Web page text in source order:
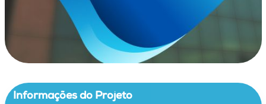
Informações do Projeto